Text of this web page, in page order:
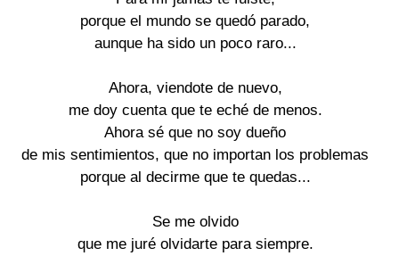
porque el mundo se quedó parado,
aunque ha sido un poco raro...
Ahora, viendote de nuevo,
me doy cuenta que te eché de menos.
Ahora sé que no soy dueño
de mis sentimientos, que no importan los problemas
porque al decirme que te quedas...
Se me olvido
que me juré olvidarte para siempre.